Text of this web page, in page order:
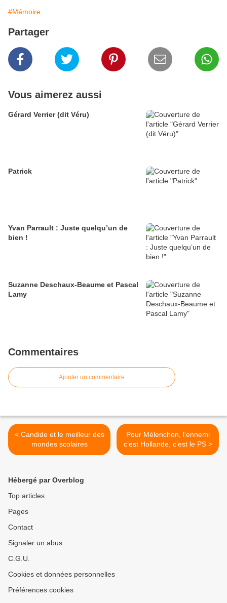
#Mémoire
Partager
Vous aimerez aussi
Gérard Verrier (dit Véru)
Patrick
Yvan Parrault : Juste quelqu’un de
bien !
Suzanne Deschaux-Beaume et Pascal
Lamy
Commentaires
Ajouter un commentaire
< Candide et le meilleur des
mondes scolaires
Pour Mélenchon, l’ennemi
c’est Hollande, c’est le PS >
Hébergé par Overblog
Top articles
Pages
Contact
Signaler un abus
C.G.U.
Cookies et données personnelles
Préférences cookies